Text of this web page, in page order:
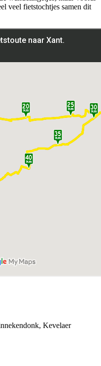
veel fietstochtjes samen dit
Kevelaer